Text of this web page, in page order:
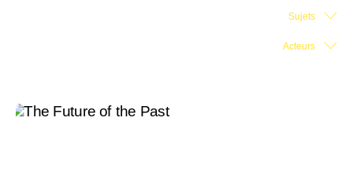
Sujets
Acteurs